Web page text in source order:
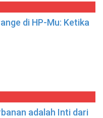
di HP-Mu: Ketika
adalah Inti dari